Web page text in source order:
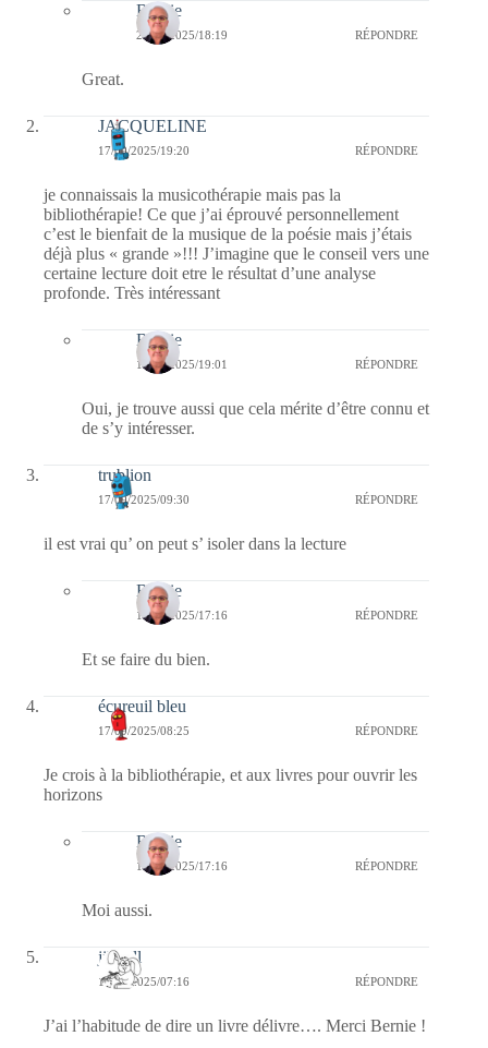
Bernie
20/09/2025/18:19 RÉPONDRE
Great.
JACQUELINE
17/09/2025/19:20 RÉPONDRE
je connaissais la musicothérapie mais pas la
bibliothérapie! Ce que j’ai éprouvé personnellement
c’est le bienfait de la musique de la poésie mais j’étais
déjà plus « grande »!!! J’imagine que le conseil vers une
certaine lecture doit etre le résultat d’une analyse
profonde. Très intéressant
Bernie
18/09/2025/19:01 RÉPONDRE
Oui, je trouve aussi que cela mérite d’être connu et
de s’y intéresser.
trublion
17/09/2025/09:30 RÉPONDRE
il est vrai qu’ on peut s’ isoler dans la lecture
Bernie
17/09/2025/17:16 RÉPONDRE
Et se faire du bien.
écureuil bleu
17/09/2025/08:25 RÉPONDRE
Je crois à la bibliothérapie, et aux livres pour ouvrir les
horizons
Bernie
17/09/2025/17:16 RÉPONDRE
Moi aussi.
jill bill
17/09/2025/07:16 RÉPONDRE
J’ai l’habitude de dire un livre délivre…. Merci Bernie !